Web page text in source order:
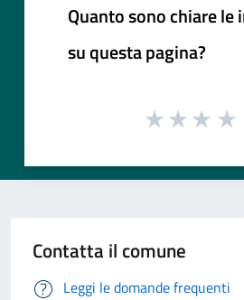
Quanto sono chiare
su questa pagina?
Contatta il comune
Leggi le domande frequenti